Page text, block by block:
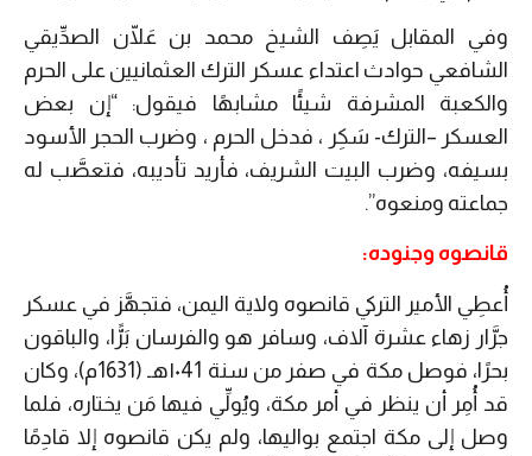
وفي المقابل يَصِف الشيخ محمد بن عَلّان الصدِّيقي
الشافعي حوادث اعتداء عسكر الترك العثمانيين على الحرم
والكعبة المشرفة شيئًا مشابهًا فيقول: “إن بعض
العسكر –الترك- سَكِر ، فدخل الحرم ، وضرب الحجر الأسود
بسيفه، وضرب البيت الشريف، فأريد تأديبه، فتعصَّب له
جماعته ومنعوه”.
قانصوه وجنوده:
أُعطِي الأمير التركي قانصوه ولاية اليمن، فتجهَّز في عسكر
جرَّار زهاء عشرة آلاف، وسافر هو والفرسان بَرًّا، والباقون
بحرًا، فوصل مكة في صفر من سنة ١٠41هـ (1631م)، وكان
قد أُمِر أن ينظر في أمر مكة، ويُولِّي فيها مَن يختاره، فلما
وصل إلى مكة اجتمع بواليها، ولم يكن قانصوه إلا قادِمًا